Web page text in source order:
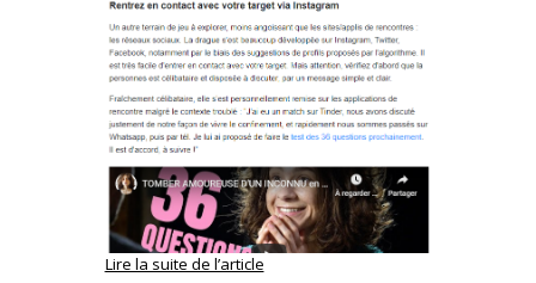
Lire la suite de l’article